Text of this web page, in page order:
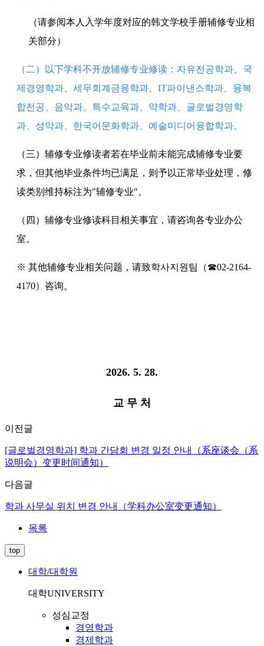
（请参阅本人入学年度对应的韩文学校手册辅修专业相
关部分）
（二）以下学科不开放辅修专业修读：자유전공학과、국
제경영학과、세무회계금융학과、IT파이낸스학과、융복
합전공、음악과、특수교육과、약학과、글로벌경영학
과、성악과、한국어문화학과、예술미디어융합학과。
（三）辅修专业修读者若在毕业前未能完成辅修专业要
求，但其他毕业条件均已满足，则予以正常毕业处理，修
读类别维持标注为"辅修专业"。
（四）辅修专业修读科目相关事宜，请咨询各专业办公
室。
※ 其他辅修专业相关问题，请致학사지원팀（☎02-2164-
4170）咨询。
2026. 5. 28.
교 무 처
이전글
[글로벌경영학과] 학과 간담회 변경 일정 안내（系座谈会（系
说明会）变更时间通知）
다음글
학과 사무실 위치 변경 안내（学科办公室变更通知）
목록
top
대학/대학원
대학UNIVERSITY
성심교정
경영학과
경제학과